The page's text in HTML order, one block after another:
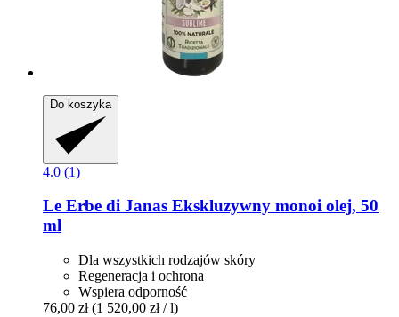
Do koszyka
4.0 (1)
Le Erbe di Janas Ekskluzywny monoi olej, 50
ml
Dla wszystkich rodzajów skóry
Regeneracja i ochrona
Wspiera odporność
76,00 zł (1 520,00 zł / l)